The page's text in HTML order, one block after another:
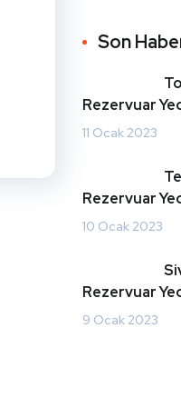
Son
Rezervuar
11 Ocak 2023
Rezervuar
10 Ocak 2023
Rezervuar
9 Ocak 2023